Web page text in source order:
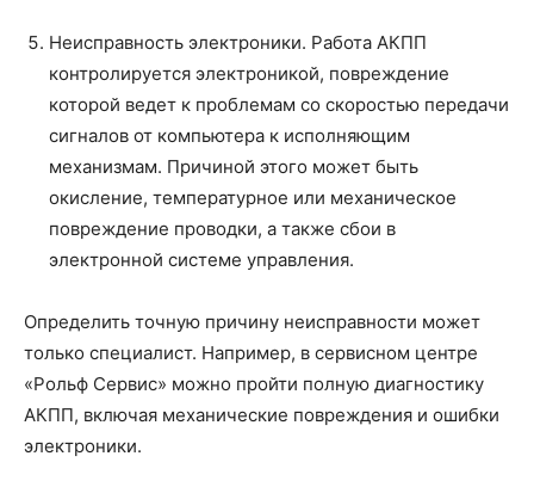
Неисправность электроники. Работа АКПП
контролируется электроникой, повреждение
которой ведет к проблемам со скоростью передачи
сигналов от компьютера к исполняющим
механизмам. Причиной этого может быть
окисление, температурное или механическое
повреждение проводки, а также сбои в
электронной системе управления.
Определить точную причину неисправности может
только специалист. Например, в сервисном центре
«Рольф Сервис» можно пройти полную диагностику
АКПП, включая механические повреждения и ошибки
электроники.